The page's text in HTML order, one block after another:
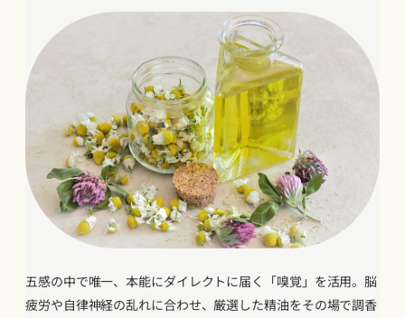
五感の中で唯一、本能にダイレクトに届く「嗅覚」を活用。脳
疲労や自律神経の乱れに合わせ、厳選した精油をその場で調香